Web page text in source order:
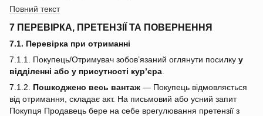
Повний текст
7 ПЕРЕВІРКА, ПРЕТЕНЗІЇ ТА ПОВЕРНЕННЯ
7.1. Перевірка при отриманні
7.1.1. Покупець/Отримувач зобов’язаний оглянути посилку у
відділенні або у присутності кур’єра
7.1.2. Пошкоджено весь вантаж — Покупець відмовляється
від отримання, складає акт. На письмовий або усний запит
Покупця Продавець бере на себе врегулювання претензії з